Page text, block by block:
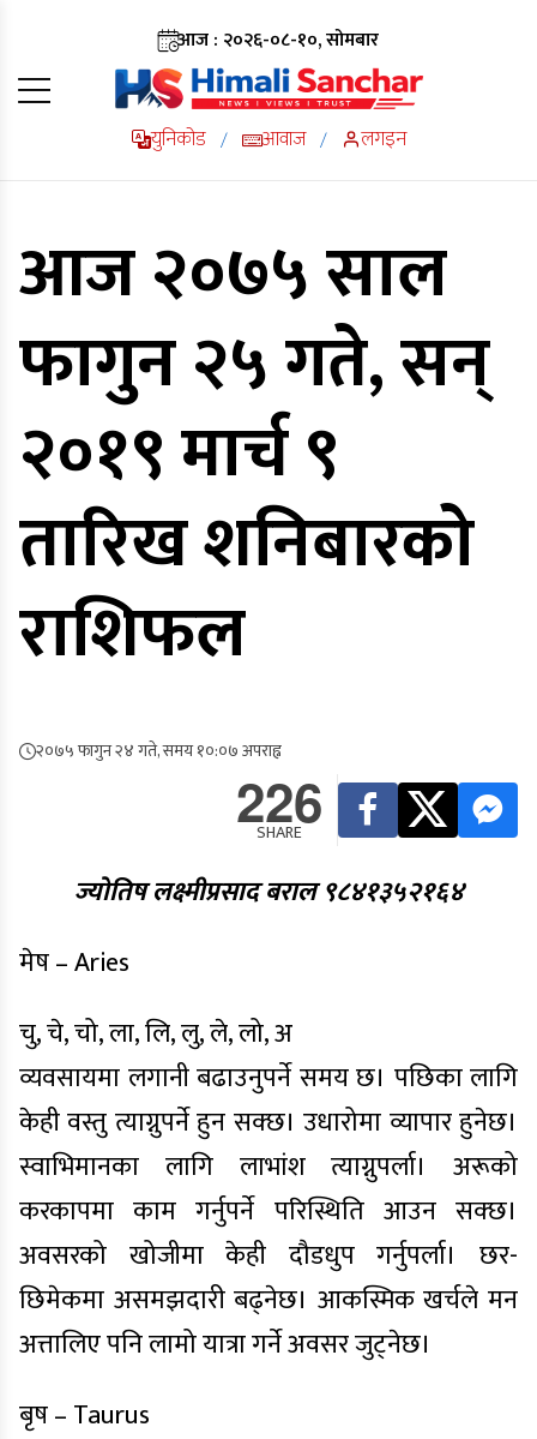
आज : २०२६-०८-१०, सोमबार
युनिकोड / आवाज / लगइन
आज २०७५ साल
फागुन २५ गते, सन्
२०१९ मार्च ९
तारिख शनिबारको
राशिफल
२०७५ फागुन २४ गते, समय १०:०७ अपराह्न
226
SHARE
ज्योतिष लक्ष्मीप्रसाद बराल ९८४१३५२१६४
मेष – Aries
चु, चे, चो, ला, लि, लु, ले, लो, अ
व्यवसायमा लगानी बढाउनुपर्ने समय छ। पछिका लागि
केही वस्तु त्याग्नुपर्ने हुन सक्छ। उधारोमा व्यापार हुनेछ।
स्वाभिमानका लागि लाभांश त्याग्नुपर्ला। अरूको
करकापमा काम गर्नुपर्ने परिस्थिति आउन सक्छ।
अवसरको खोजीमा केही दौडधुप गर्नुपर्ला। छर-
छिमेकमा असमझदारी बढ्नेछ। आकस्मिक खर्चले मन
अत्तालिए पनि लामो यात्रा गर्ने अवसर जुट्नेछ।
बृष – Taurus